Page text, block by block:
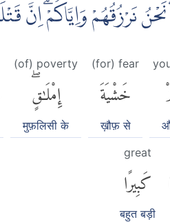
نَرْزُقُهُمْ وَاِيَّاكُمْۗ اِنَّ
(for) fear
خَشْيَةَ
ख़ौफ़ से
(of) poverty
إِمْلَٰقٍۖ
मुफ़लिसी के
great
كَبِيرًا
बहुत बड़ी